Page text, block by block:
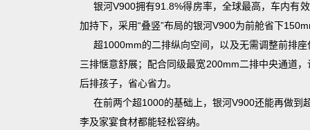
银河V900拥有91.8%得房率，全球最高，车内有
加持下，采用“叠竖”布局的银河V900为前舱省下
超1000mm的二排纵向空间，以及无需调整前排
三排惬意舒展；配合同级最宽200mm二排中央通道
后排孩子，省心省力。
在前两个超1000的基础上，银河V900还能再做
李及家宴食材都能轻松容纳。